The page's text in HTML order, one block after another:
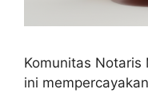
Komunitas
ini